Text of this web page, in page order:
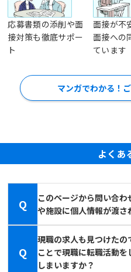
応募書類の添削や面
接対策も徹底サポー
ト
面接が不
面接への
ています
マンガでわかる！
よくあ
Q
このページから問い合
や施設に個人情報が渡さ
Q
現職の求人も見つけた
ことで現職に転職活動
しまいますか？